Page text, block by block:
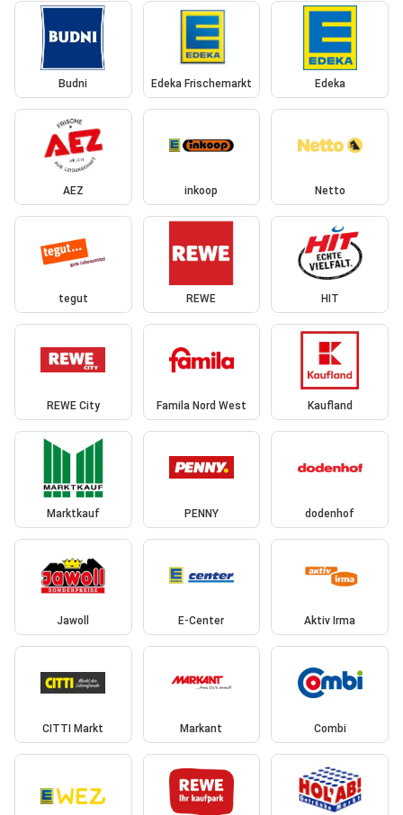
Budni Edeka Frischemarkt Edeka
AEZ inkoop Netto
tegut REWE HIT
REWE City Famila Nord West Kaufland
Marktkauf PENNY dodenhof
Jawoll E-Center Aktiv Irma
CITTI Markt Markant Combi